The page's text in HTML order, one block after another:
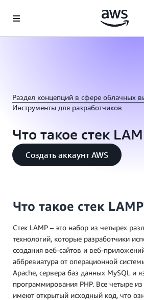
Перейти к главному контенту
Раздел концепций в сфере облачных
Инструменты для разработчиков
Что такое стек
Создать аккаунт AWS
Что такое стек
Стек LAMP – это набор из четырех
технологий, которые разработчики
создания веб-сайтов и веб-
аббревиатура от операционной
Apache, сервера баз данных MySQL и
программирования PHP. Все четыре из
имеют открытый исходный код, что